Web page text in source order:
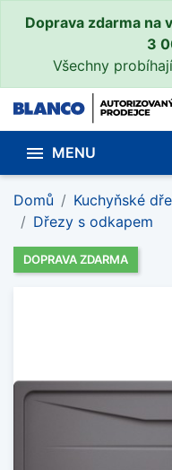
Doprava zdarma na
3
Všechny
 MENU
Domů Kuchyňské
Dřezy s odkapem
DOPRAVA ZDARMA